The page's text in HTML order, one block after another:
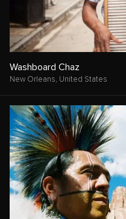
Washboard Chaz
New Orleans, United States